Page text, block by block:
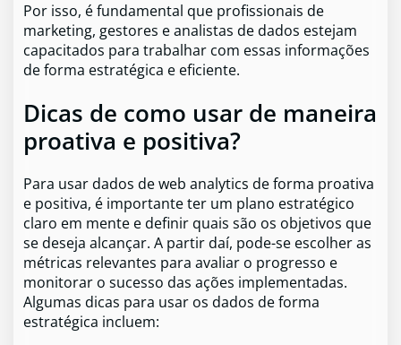
Por isso, é fundamental que profissionais de
marketing, gestores e analistas de dados estejam
capacitados para trabalhar com essas informações
de forma estratégica e eficiente.
Dicas de como usar de maneira
proativa e positiva?
Para usar dados de web analytics de forma proativa
e positiva, é importante ter um plano estratégico
claro em mente e definir quais são os objetivos que
se deseja alcançar. A partir daí, pode-se escolher as
métricas relevantes para avaliar o progresso e
monitorar o sucesso das ações implementadas.
Algumas dicas para usar os dados de forma
estratégica incluem: